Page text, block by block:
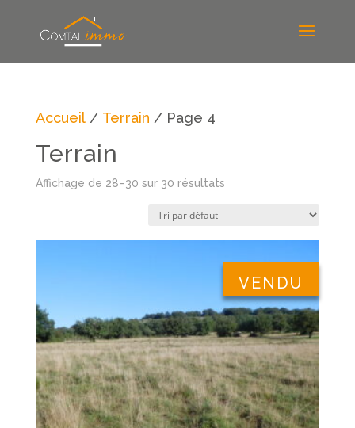
Accueil/ Terrain / Page 4
Terrain
Affichage de 28–30 sur 30 résultats